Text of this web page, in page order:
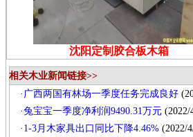
沈阳定制胶合板木箱
相关木业新闻链接>>
· 广西两国有林场一季度任务完成良好
·兔宝宝一季度净利润9490.31万元 (2022/
· 1-3月木家具出口同比下降4.46% (2022/